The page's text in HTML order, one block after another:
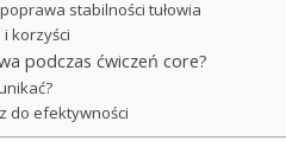
stabilności tułowia
i korzyści
podczas ćwiczeń core?
do efektywności